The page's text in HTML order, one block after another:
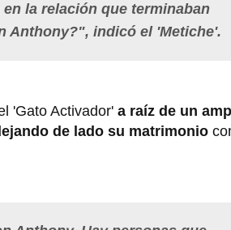
la relación que terminaban
Anthony?", indicó el 'Metiche'.
'Gato Activador' a raíz de un
de lado su matrimonio